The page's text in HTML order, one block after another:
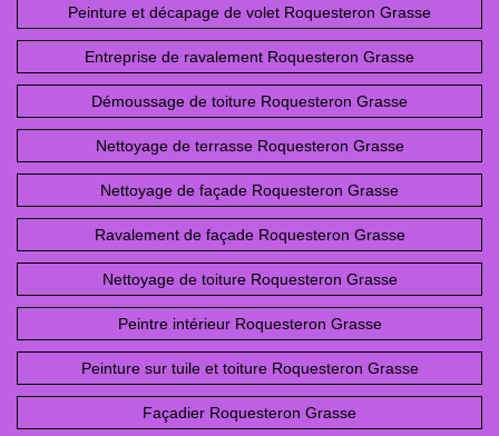
Peinture et décapage de volet Roquesteron Grasse
Entreprise de ravalement Roquesteron Grasse
Démoussage de toiture Roquesteron Grasse
Nettoyage de terrasse Roquesteron Grasse
Nettoyage de façade Roquesteron Grasse
Ravalement de façade Roquesteron Grasse
Nettoyage de toiture Roquesteron Grasse
Peintre intérieur Roquesteron Grasse
Peinture sur tuile et toiture Roquesteron Grasse
Façadier Roquesteron Grasse